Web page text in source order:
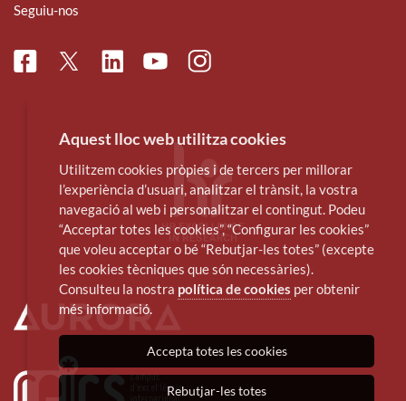
Seguiu-nos
FacebookTwitterLinkedinYoutubeInstagram
Aquest lloc web utilitza cookies
Utilitzem cookies pròpies i de tercers per millorar
l’experiència d’usuari, analitzar el trànsit, la vostra
navegació al web i personalitzar el contingut. Podeu
“Acceptar totes les cookies”, “Configurar les cookies”
que voleu acceptar o bé “Rebutjar-les totes” (excepte
les cookies tècniques que són necessàries).
Consulteu la nostra política de cookies per obtenir
més informació.
Accepta totes les cookies
Rebutjar-les totes